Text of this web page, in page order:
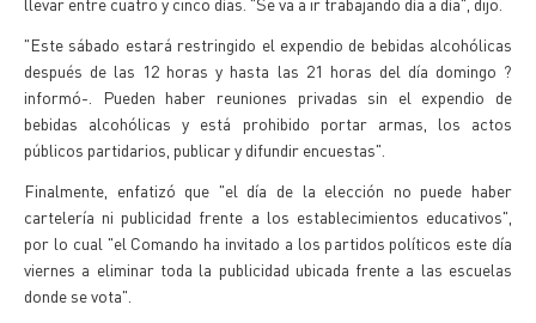
"Este sábado estará restringido el expendio de bebidas alcohólicas
después de las 12 horas y hasta las 21 horas del día domingo ?
informó-. Pueden haber reuniones privadas sin el expendio de
bebidas alcohólicas y está prohibido portar armas, los actos
públicos partidarios, publicar y difundir encuestas".
Finalmente, enfatizó que "el día de la elección no puede haber
cartelería ni publicidad frente a los establecimientos educativos",
por lo cual "el Comando ha invitado a los partidos políticos este día
viernes a eliminar toda la publicidad ubicada frente a las escuelas
donde se vota".